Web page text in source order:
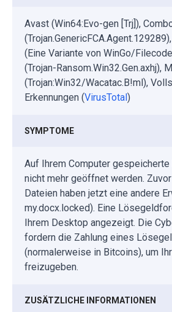
Avast (Win64:Evo-gen [Trj]),
(Eine Variante von WinGo/
(Trojan-Ransom.Win32.Gen.axhj),
(Trojan:Win32/Wacatac.B!ml),
Erkennungen (VirusTotal)
SYMPTOME
Auf Ihrem Computer gespeicherte
nicht mehr geöffnet werden.
Dateien haben jetzt eine andere
my.docx.locked). Eine
Ihrem Desktop angezeigt. Die
fordern die Zahlung eines
(normalerweise in Bitcoins), um
freizugeben.
ZUSÄTZLICHE INFORMATIONEN